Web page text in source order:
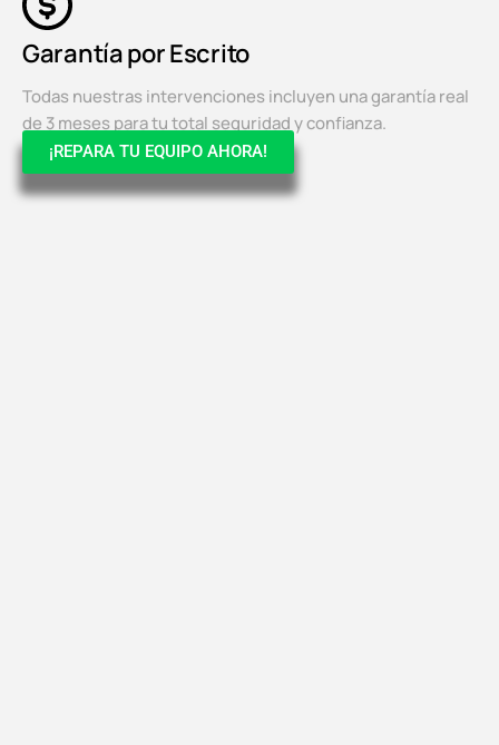
Garantía por Escrito
Todas nuestras intervenciones incluyen una garantía real
de 3 meses para tu total seguridad y confianza.
¡REPARA TU EQUIPO AHORA!